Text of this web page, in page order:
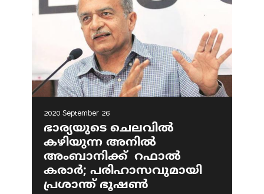
2020 September 26
ഭാര്യയുടെ ചെലവില്‍
കഴിയുന്ന അനില്‍
അംബാനിക്ക് റഫാല്‍
കരാര്‍; പരിഹാസവുമായി
പ്രശാന്ത് ഭൂഷണ്‍